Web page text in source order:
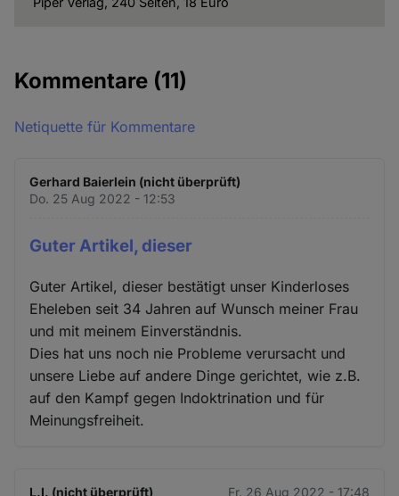
Kommentare (11)
Netiquette für Kommentare
Gerhard Baierlein (nicht überprüft)
Do. 25 Aug 2022 - 12:53
Guter Artikel, dieser
Guter Artikel, dieser bestätigt unser Kinderloses
Eheleben seit 34 Jahren auf Wunsch meiner Frau
und mit meinem Einverständnis.
Dies hat uns noch nie Probleme verursacht und
unsere Liebe auf andere Dinge gerichtet, wie z.B.
auf den Kampf gegen Indoktrination und für
Meinungsfreiheit.
L.I. (nicht überprüft) Fr. 26 Aug 2022 - 17:48
Cookies